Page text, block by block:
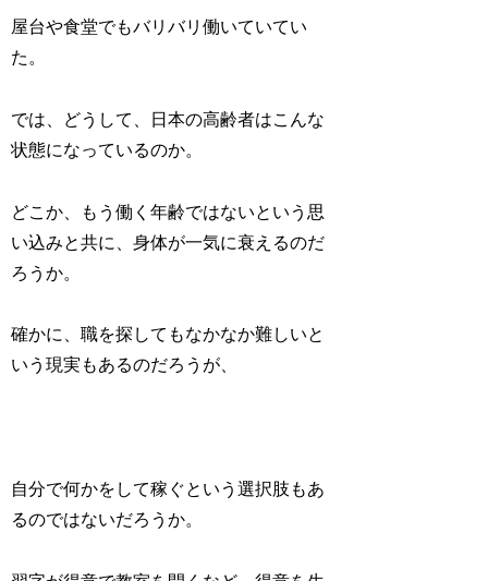
屋台や食堂でもバリバリ働いていてい
た。
では、どうして、日本の高齢者はこんな
状態になっているのか。
どこか、もう働く年齢ではないという思
い込みと共に、身体が一気に衰えるのだ
ろうか。
確かに、職を探してもなかなか難しいと
いう現実もあるのだろうが、
自分で何かをして稼ぐという選択肢もあ
るのではないだろうか。